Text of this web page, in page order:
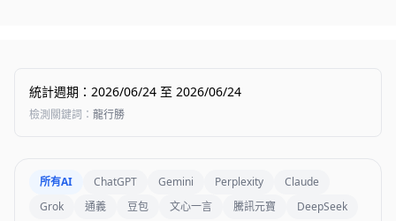
統計週期 ： 2026/06/24 至 2026/06/24
檢測關鍵詞 ： 龍行勝
所有AI ChatGPT Gemini Perplexity
Claude
Grok
通義 豆包 文心一言 騰訊元寶 DeepSeek